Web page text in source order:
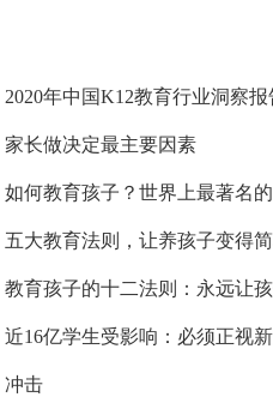
2020年中国K12教育行业洞察
家长做决定最主要因素
如何教育孩子？世界上最著名
五大教育法则，让养孩子变得
教育孩子的十二法则：永远让
近16亿学生受影响：必须正视
冲击